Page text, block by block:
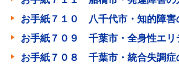
お手紙７１０ 八千代市・知的障害
お手紙７０９ 千葉市・全身性エリ
お手紙７０８ 千葉市・統合失調症